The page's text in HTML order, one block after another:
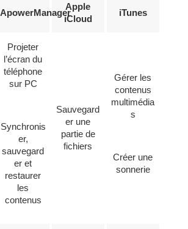
ApowerManager
Apple
iCloud
iTunes
Projeter
l’écran du
téléphone
sur PC
Synchronis
er,
sauvegard
er et
restaurer
les
contenus
Sauvegard
er une
partie de
fichiers
Gérer les
contenus
multimédia
s
Créer une
sonnerie